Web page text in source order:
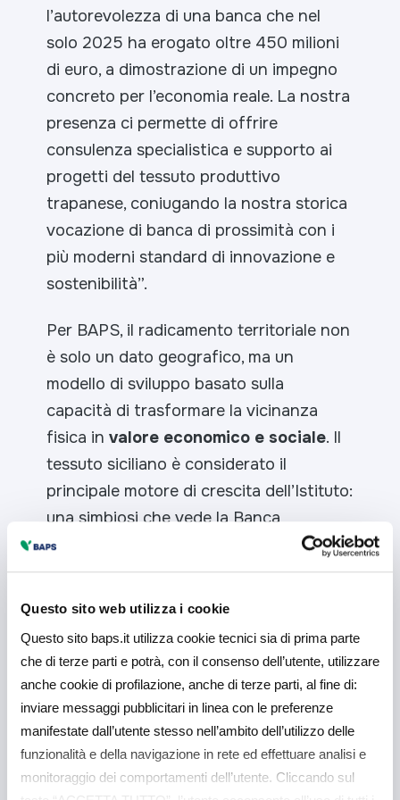
Questo sito web utilizza i cookie
Questo sito baps.it utilizza cookie tecnici sia di prima parte
che di terze parti e potrà, con il consenso dell’utente, utilizzare
anche cookie di profilazione, anche di terze parti, al fine di:
inviare messaggi pubblicitari in linea con le preferenze
manifestate dall’utente stesso nell’ambito dell’utilizzo delle
funzionalità e della navigazione in rete ed effettuare analisi e
monitoraggio dei comportamenti dell’utente. Cliccando sul
l’autorevolezza di una banca che nel
solo 2025 ha erogato oltre 450 milioni
di euro, a dimostrazione di un impegno
concreto per l’economia reale. La nostra
presenza ci permette di offrire
consulenza specialistica e supporto ai
progetti del tessuto produttivo
trapanese, coniugando la nostra storica
vocazione di banca di prossimità con i
più moderni standard di innovazione e
sostenibilità”.
Per BAPS, il radicamento territoriale non
è solo un dato geografico, ma un
modello di sviluppo basato sulla
capacità di trasformare la vicinanza
fisica invalore economico e sociale. Il
tessuto siciliano è considerato il
principale motore di crescita dell’Istituto:
una simbiosi che vede la Banca
reinvestire le risorse raccolte per
promuovere un’economia circolare che
genera occupazione e competitività.
Il video dell’inaugurazione e la fotogallery
dell’evento
Video